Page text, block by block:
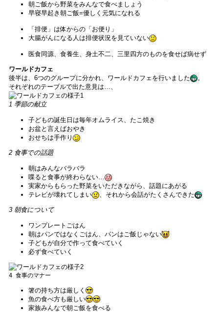
朝ご飯から野菜をみんなで食べましょう
早寝早起き朝ご飯=優しく元気になれる
「排便」は体からの「お便り」
大腸がんになる人は排便状況を見ていない
医食同源、食養生、身土不二、三里四方のものを食せば病せず
ワールドカフェ
後半は、6つのグループに分かれ、ワールドカフェを行いました
。
それぞれのテーブルで出た意見は…、
1 季節の献立
子どもの誕生日は毎年オムライス、たこ焼き
お盆と言えばおやき
おせちは手作り
2 食事での話題
朝はみんなバラバラ
喋ると食事が終わらない…
実家からもらった野菜をいただきながら、話題にあがる
テレビが壊れてしまい
、それから会話がたくさんできた
3 朝食について
ワンプレートごはん
朝はパンではなくごはん、パンはご飯じゃない
子どもが自分で作って食べていく
必ず食べていく
4 食事のマナー
箸の持ち方は厳しく
魚の食べ方も厳しい
家族みんなで朝ご飯を食べる